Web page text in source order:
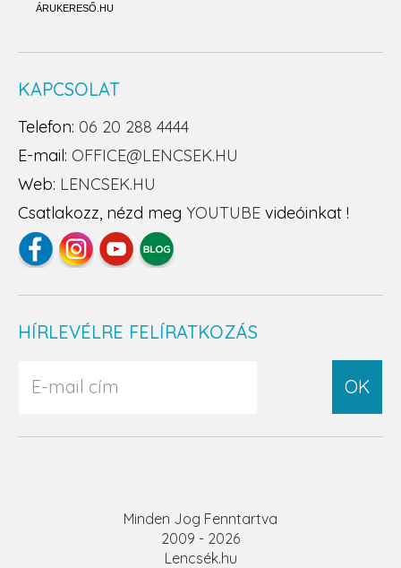
ÁRUKERESŐ.HU
KAPCSOLAT
Telefon: 06 20 288 4444
E-mail: OFFICE@LENCSEK.HU
Web: LENCSEK.HU
Csatlakozz, nézd meg YOUTUBE videóinkat !
HÍRLEVÉLRE FELÍRATKOZÁS
OK
Minden Jog Fenntartva
2009 - 2026
Lencsék.hu